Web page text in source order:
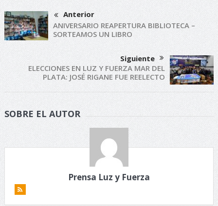
Anterior
ANIVERSARIO REAPERTURA BIBLIOTECA –
SORTEAMOS UN LIBRO
Siguiente
ELECCIONES EN LUZ Y FUERZA MAR DEL
PLATA: JOSÉ RIGANE FUE REELECTO
SOBRE EL AUTOR
Prensa Luz y Fuerza